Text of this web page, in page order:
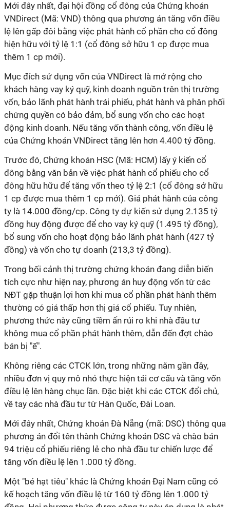
Mới đây nhất, đại hội đồng cổ đông của Chứng khoán
VNDirect (Mã: VND) thông qua phương án tăng vốn điều
lệ lên gấp đôi bằng việc phát hành cổ phần cho cổ đông
hiện hữu với tỷ lệ 1:1 (cổ đông sở hữu 1 cp được mua
thêm 1 cp mới).
Mục đích sử dụng vốn của VNDirect là mở rộng cho
khách hàng vay ký quỹ, kinh doanh nguồn trên thị trường
vốn, bảo lãnh phát hành trái phiếu, phát hành và phân phối
chứng quyền có bảo đảm, bổ sung vốn cho các hoạt
động kinh doanh. Nếu tăng vốn thành công, vốn điều lệ
của Chứng khoán VNDirect tăng lên hơn 4.400 tỷ đồng.
Trước đó, Chứng khoán HSC (Mã: HCM) lấy ý kiến cổ
đông bằng văn bản về việc phát hành cổ phiếu cho cổ
đông hữu hữu để tăng vốn theo tỷ lệ 2:1 (cổ đông sở hữu
1 cp được mua thêm 1 cp mới). Giá phát hành của công
ty là 14.000 đồng/cp. Công ty dự kiến sử dụng 2.135 tỷ
đồng huy động được để cho vay ký quỹ (1.495 tỷ đồng),
bổ sung vốn cho hoạt động bảo lãnh phát hành (427 tỷ
đồng) và vốn cho tự doanh (213,3 tỷ đồng).
Trong bối cảnh thị trường chứng khoán đang diễn biến
tích cực như hiện nay, phương án huy động vốn từ các
NĐT gặp thuận lợi hơn khi mua cổ phần phát hành thêm
thường có giá thấp hơn thị giá cổ phiếu. Tuy nhiên,
phương thức này cũng tiềm ẩn rủi ro khi nhà đầu tư
không mua cổ phần phát hành thêm, dẫn đến đợt chào
bán bị "ế".
Không riêng các CTCK lớn, trong những năm gần đây,
nhiều đơn vị quy mô nhỏ thực hiện tái cơ cấu và tăng vốn
điều lệ lên hàng chục lần. Đặc biệt khi các CTCK đổi chủ,
về tay các nhà đầu tư từ Hàn Quốc, Đài Loan.
Mới đây nhất, Chứng khoán Đà Nẵng (mã: DSC) thông qua
phương án đổi tên thành Chứng khoán DSC và chào bán
94 triệu cổ phiếu riêng lẻ cho nhà đầu tư chiến lược để
tăng vốn điều lệ lên 1.000 tỷ đồng.
Một "bé hạt tiêu" khác là Chứng khoán Đại Nam cũng có
kế hoạch tăng vốn điều lệ từ 160 tỷ đồng lên 1.000 tỷ